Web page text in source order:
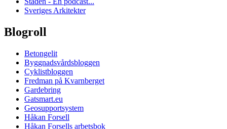
Sveriges Arkitekter
Blogroll
Betongelit
Byggnadsvårdsbloggen
Cyklistbloggen
Fredman på Kvarnberget
Gardebring
Gatsmart.eu
Geosupportsystem
Håkan Forsell
Håkan Forsells arbetsbok